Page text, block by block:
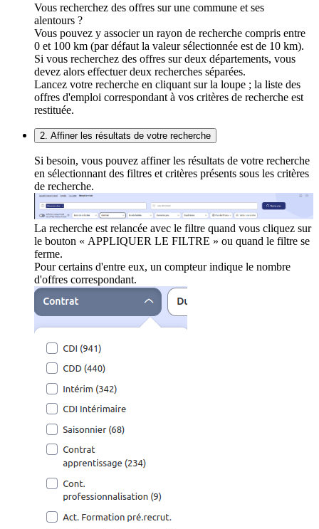
Vous recherchez des offres sur une commune et ses
alentours ?
Vous pouvez y associer un rayon de recherche compris entre
0 et 100 km (par défaut la valeur sélectionnée est de 10 km).
Si vous recherchez des offres sur deux départements, vous
devez alors effectuer deux recherches séparées.
Lancez votre recherche en cliquant sur la loupe ; la liste des
offres d'emploi correspondant à vos critères de recherche est
restituée.
2. Affiner les résultats de votre recherche
Si besoin, vous pouvez affiner les résultats de votre recherche
en sélectionnant des filtres et critères présents sous les critères
de recherche.
La recherche est relancée avec le filtre quand vous cliquez sur
le bouton « APPLIQUER LE FILTRE » ou quand le filtre se
ferme.
Pour certains d'entre eux, un compteur indique le nombre
d'offres correspondant.